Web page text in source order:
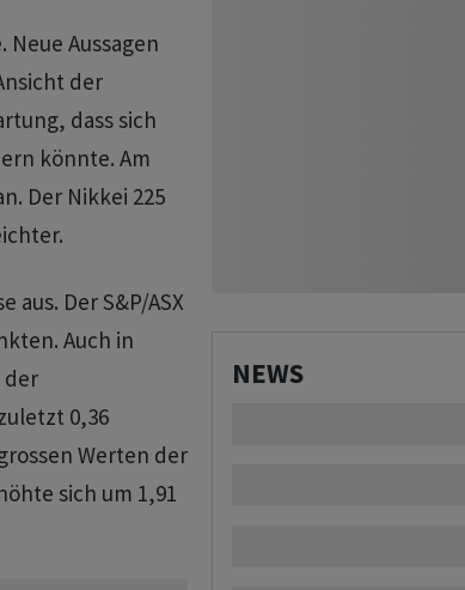
Aussagen
der
dass sich
könnte. Am
Der Nikkei 225
aus. Der S&P/ASX
Auch in
der
0,36
Werten der
sich um 1,91
NEWS